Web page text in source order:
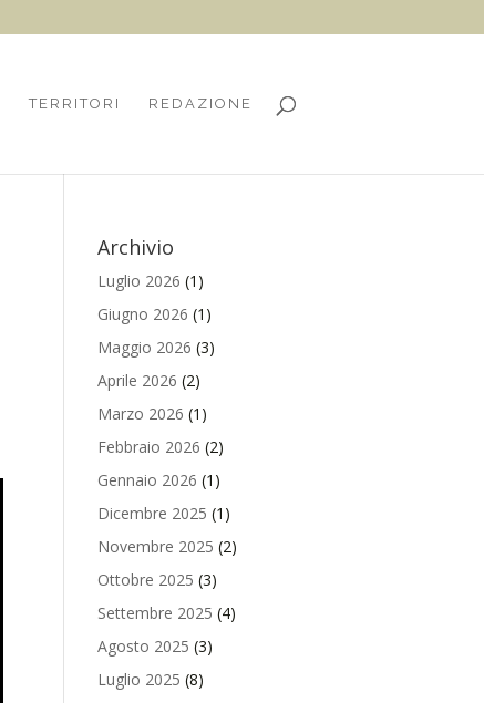
TERRITORI REDAZIONE
Archivio
Luglio 2026 (1)
Giugno 2026 (1)
Maggio 2026 (3)
Aprile 2026 (2)
Marzo 2026 (1)
Febbraio 2026 (2)
Gennaio 2026 (1)
Dicembre 2025 (1)
Novembre 2025 (2)
Ottobre 2025 (3)
Settembre 2025 (4)
Agosto 2025 (3)
Luglio 2025 (8)